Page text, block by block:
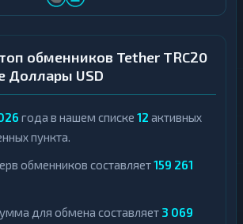
обменников Tether TRC20
Доллары USD
года в нашем списке 12 активных
пункта.
обменников составляет159 261
для обмена составляет 3 069